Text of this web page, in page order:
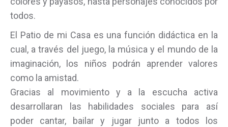
todos.
El Patio de mi Casa es una función didáctica en la
cual, a través del juego, la música y el mundo de la
imaginación, los niños podrán aprender valores
como la amistad.
Gracias al movimiento y a la escucha activa
desarrollaran las habilidades sociales para así
poder cantar, bailar y jugar junto a todos los